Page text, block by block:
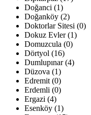
Doğanci (1)
Doğanköy (2)
Doktorlar Sitesi (0)
Dokuz Evler (1)
Domuzcula (0)
Dörtyol (16)
Dumlupınar (4)
Düzova (1)
Edremit (0)
Erdemli (0)
Ergazi (4)
Esenköy (1)